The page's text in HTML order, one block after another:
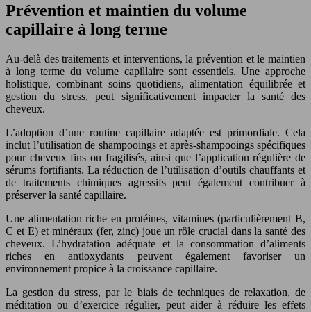
Prévention et maintien du volume
capillaire à long terme
Au-delà des traitements et interventions, la prévention et le maintien
à long terme du volume capillaire sont essentiels. Une approche
holistique, combinant soins quotidiens, alimentation équilibrée et
gestion du stress, peut significativement impacter la santé des
cheveux.
L’adoption d’une routine capillaire adaptée est primordiale. Cela
inclut l’utilisation de shampooings et après-shampooings spécifiques
pour cheveux fins ou fragilisés, ainsi que l’application régulière de
sérums fortifiants. La réduction de l’utilisation d’outils chauffants et
de traitements chimiques agressifs peut également contribuer à
préserver la santé capillaire.
Une alimentation riche en protéines, vitamines (particulièrement B,
C et E) et minéraux (fer, zinc) joue un rôle crucial dans la santé des
cheveux. L’hydratation adéquate et la consommation d’aliments
riches en antioxydants peuvent également favoriser un
environnement propice à la croissance capillaire.
La gestion du stress, par le biais de techniques de relaxation, de
méditation ou d’exercice régulier, peut aider à réduire les effets